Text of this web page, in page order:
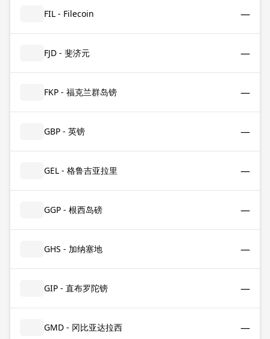
FIL - Filecoin —
FJD - 斐济元 —
FKP - 福克兰群岛镑 —
GBP - 英镑 —
GEL - 格鲁吉亚拉里 —
GGP - 根西岛磅 —
GHS - 加纳塞地 —
GIP - 直布罗陀镑 —
GMD - 冈比亚达拉西 —